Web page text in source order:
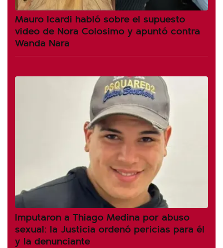
Mauro Icardi habló sobre el supuesto
video de Nora Colosimo y apuntó contra
Wanda Nara
Imputaron a Thiago Medina por abuso
sexual: la Justicia ordenó pericias para él
y la denunciante